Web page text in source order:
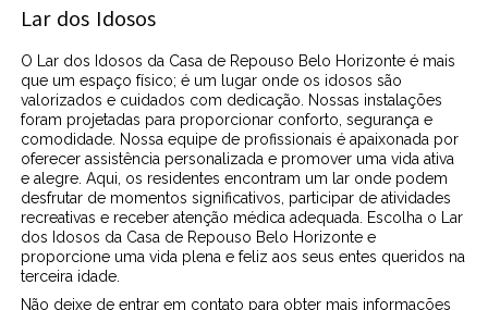
Lar dos Idosos
O Lar dos Idosos da Casa de Repouso Belo Horizonte é mais
que um espaço físico; é um lugar onde os idosos são
valorizados e cuidados com dedicação. Nossas instalações
foram projetadas para proporcionar conforto, segurança e
comodidade. Nossa equipe de profissionais é apaixonada por
oferecer assistência personalizada e promover uma vida ativa
e alegre. Aqui, os residentes encontram um lar onde podem
desfrutar de momentos significativos, participar de atividades
recreativas e receber atenção médica adequada. Escolha o Lar
dos Idosos da Casa de Repouso Belo Horizonte e
proporcione uma vida plena e feliz aos seus entes queridos na
terceira idade.
Não deixe de entrar em contato para obter mais informações